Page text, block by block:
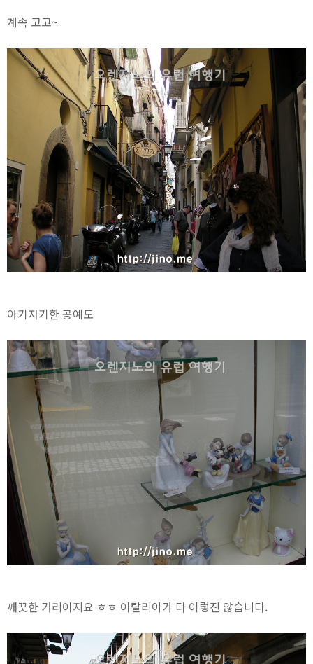
계속 고고~
아기자기한 공예도
깨끗한 거리이지요 ㅎㅎ 이탈리아가 다 이렇진 않습니다.